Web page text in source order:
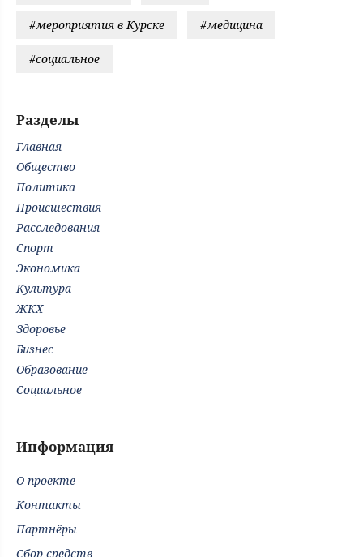
#мероприятия в Курске #медицина
#социальное
Разделы
Главная
Общество
Политика
Происшествия
Расследования
Спорт
Экономика
Культура
ЖКХ
Здоровье
Бизнес
Образование
Социальное
Информация
О проекте
Контакты
Партнёры
Сбор средств